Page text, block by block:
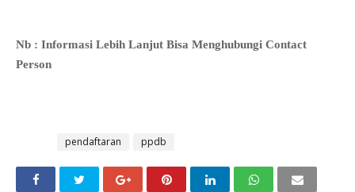
Nb : Informasi Lebih Lanjut Bisa Menghubungi Contact
Person
pendaftaran ppdb